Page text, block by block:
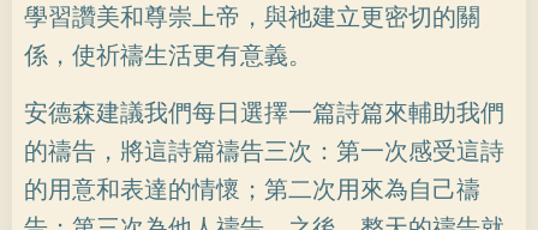
學習讚美和尊崇上帝，與祂建立更密切的關
係，使祈禱生活更有意義。
安德森建議我們每日選擇一篇詩篇來輔助我們
的禱告，將這詩篇禱告三次：第一次感受這詩
的用意和表達的情懷；第二次用來為自己禱